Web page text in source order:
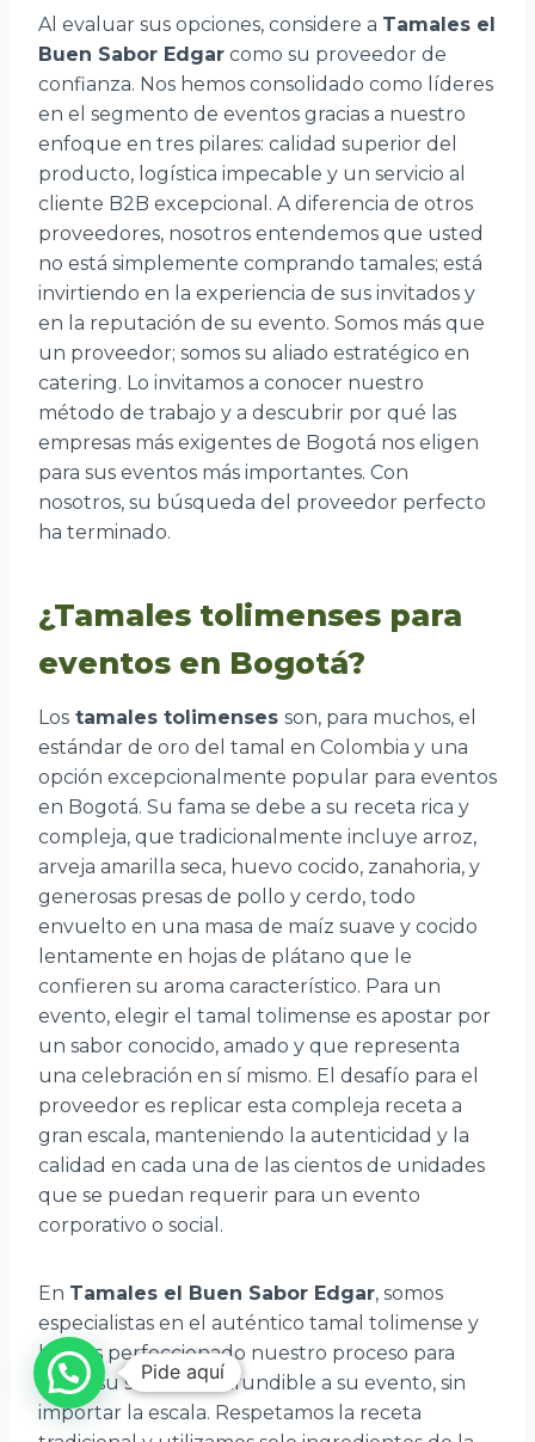
Al evaluar sus opciones, considere a Tamales el
Buen Sabor Edgar como su proveedor de
confianza. Nos hemos consolidado como líderes
en el segmento de eventos gracias a nuestro
enfoque en tres pilares: calidad superior del
producto, logística impecable y un servicio al
cliente B2B excepcional. A diferencia de otros
proveedores, nosotros entendemos que usted
no está simplemente comprando tamales; está
invirtiendo en la experiencia de sus invitados y
en la reputación de su evento. Somos más que
un proveedor; somos su aliado estratégico en
catering. Lo invitamos a conocer nuestro
método de trabajo y a descubrir por qué las
empresas más exigentes de Bogotá nos eligen
para sus eventos más importantes. Con
nosotros, su búsqueda del proveedor perfecto
ha terminado.
¿Tamales tolimenses para
eventos en Bogotá?
Los tamales tolimenses son, para muchos, el
estándar de oro del tamal en Colombia y una
opción excepcionalmente popular para eventos
en Bogotá. Su fama se debe a su receta rica y
compleja, que tradicionalmente incluye arroz,
arveja amarilla seca, huevo cocido, zanahoria, y
generosas presas de pollo y cerdo, todo
envuelto en una masa de maíz suave y cocido
lentamente en hojas de plátano que le
confieren su aroma característico. Para un
evento, elegir el tamal tolimense es apostar por
un sabor conocido, amado y que representa
una celebración en sí mismo. El desafío para el
proveedor es replicar esta compleja receta a
gran escala, manteniendo la autenticidad y la
calidad en cada una de las cientos de unidades
que se puedan requerir para un evento
corporativo o social.
En Tamales el Buen Sabor Edgar, somos
especialistas en el auténtico tamal tolimense y
hemos perfeccionado nuestro proceso para
llevar su sabor inconfundible a su evento, sin
importar la escala. Respetamos la receta
Pide aquí